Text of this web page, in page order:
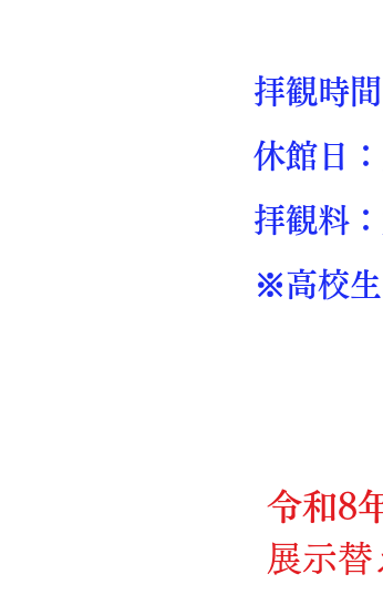
拝観時
休館日
拝観料
※高校
令和8
展示